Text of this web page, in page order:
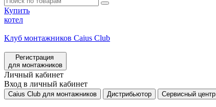
Купить
котел
Клуб монтажников Caius Club
Регистрация
для монтажников
Личный кабинет
Вход в личный кабинет
Caius Club для монтажников Дистрибьютор Сервисный центр